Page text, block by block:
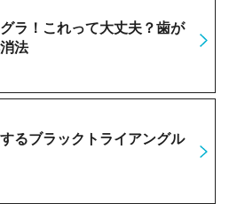
ラ！これって大丈夫？歯が
法
るブラックトライアングル